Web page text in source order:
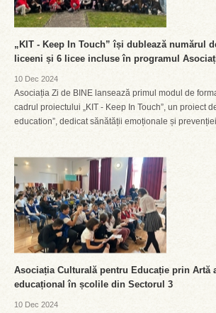
„KIT - Keep In Touch” își dublează numărul
liceeni și 6 licee incluse în programul
10 Dec 2024
Asociația Zi de BINE lansează primul modul de
cadrul proiectului „KIT - Keep In Touch”, un proiect
education”, dedicat sănătății emoționale și
Asociația Culturală pentru Educație prin Artă
educațional în școlile din Sectorul 3
10 Dec 2024